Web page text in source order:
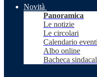
Novità
Panoramica
Le notizie
Le circolari
Calendario eventi
Albo online
Bacheca